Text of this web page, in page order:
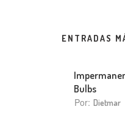
ENTRADAS
Bulbs
Por: Dietmar